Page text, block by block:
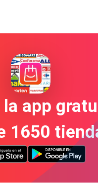
app
1650